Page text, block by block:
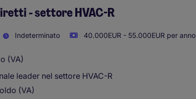
- settore HVAC-R
Indeterminato 40.000EUR - 55.000EUR per anno
(VA)
leader nel settore HVAC-R
(VA)